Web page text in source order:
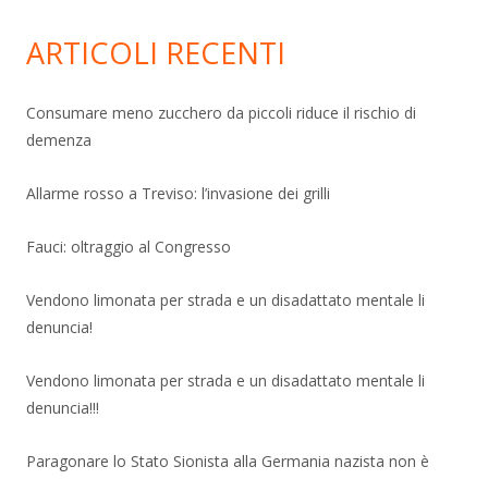
ARTICOLI RECENTI
Consumare meno zucchero da piccoli riduce il rischio di
demenza
Allarme rosso a Treviso: l’invasione dei grilli
Fauci: oltraggio al Congresso
Vendono limonata per strada e un disadattato mentale li
denuncia!
Vendono limonata per strada e un disadattato mentale li
denuncia!!!
Paragonare lo Stato Sionista alla Germania nazista non è